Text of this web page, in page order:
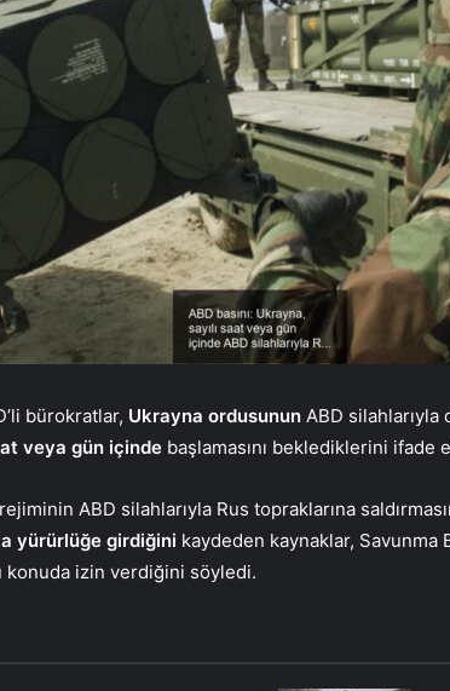
bürokratlar, Ukrayna ordusunun ABD silahlarıyla
veya gün içinde başlamasını beklediklerini ifade
ABD silahlarıyla Rus topraklarına
yürürlüğe girdiğini kaydeden kaynaklar, Savunma
konuda izin verdiğini söyledi.